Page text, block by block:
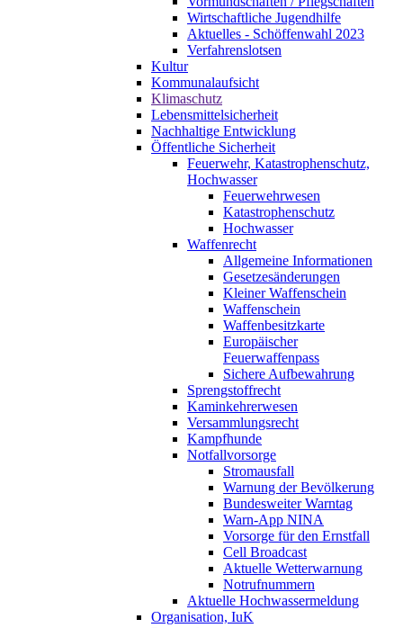
Wirtschaftliche Jugendhilfe
Aktuelles - Schöffenwahl 2023
Verfahrenslotsen
Kultur
Kommunalaufsicht
Klimaschutz
Lebensmittelsicherheit
Nachhaltige Entwicklung
Öffentliche Sicherheit
Feuerwehr, Katastrophenschutz,
Hochwasser
Feuerwehrwesen
Katastrophenschutz
Hochwasser
Waffenrecht
Allgemeine Informationen
Gesetzesänderungen
Kleiner Waffenschein
Waffenschein
Waffenbesitzkarte
Europäischer
Feuerwaffenpass
Sichere Aufbewahrung
Sprengstoffrecht
Kaminkehrerwesen
Versammlungsrecht
Kampfhunde
Notfallvorsorge
Stromausfall
Warnung der Bevölkerung
Bundesweiter Warntag
Warn-App NINA
Vorsorge für den Ernstfall
Cell Broadcast
Aktuelle Wetterwarnung
Notrufnummern
Aktuelle Hochwassermeldung
Organisation, IuK